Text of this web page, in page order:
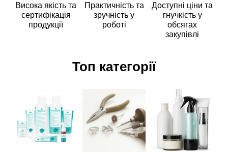
Висока якість та
сертифікація
продукції
Практичність та
зручність у
роботі
Доступні ціни та
гнучкість у
обсягах
закупівлі
Топ категорії